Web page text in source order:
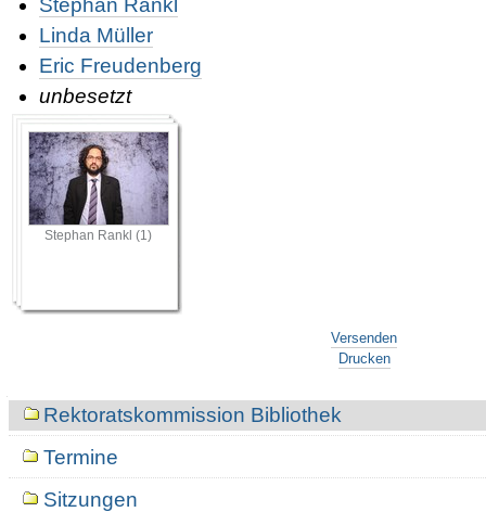
Stephan Rankl
Linda Müller
Eric Freudenberg
unbesetzt
Stephan Rankl (1)
Versenden
Drucken
NavigationRektoratskommission Bibliothek
Termine
Sitzungen